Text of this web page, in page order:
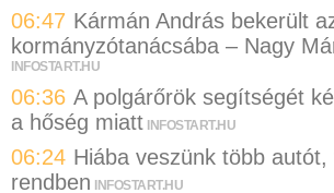
06:47 Kármán András bekerült
kormányzótanácsába – Nagy
INFOSTART.HU
06:36 A polgárőrök segítségét
a hőség miatt INFOSTART.HU
06:24 Hiába veszünk több autót,
rendben
INFOSTART.HU